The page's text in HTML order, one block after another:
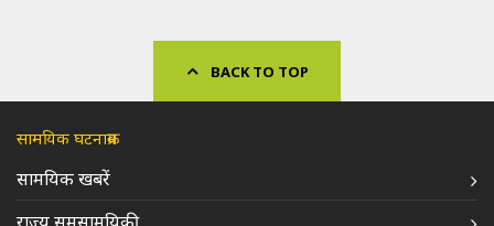
BACK TO TOP
सामयिक घटनाक्रम
सामयिक खबरें